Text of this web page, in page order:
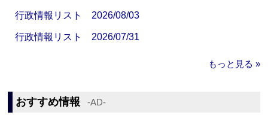
行政情報リスト 2026/08/03
行政情報リスト 2026/07/31
もっと見る »
おすすめ情報 ‐AD‐